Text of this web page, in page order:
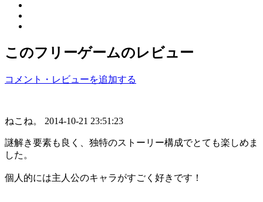
このフリーゲームのレビュー
コメント・レビューを追加する
ねこね。 2014-10-21 23:51:23
謎解き要素も良く、独特のストーリー構成でとても楽しめま
した。
個人的には主人公のキャラがすごく好きです！